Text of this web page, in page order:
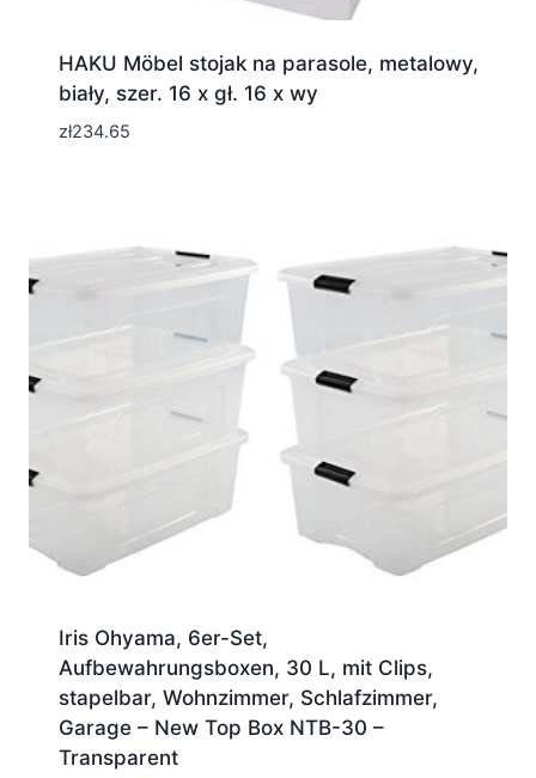
HAKU Möbel stojak na parasole, metalowy,
biały, szer. 16 x gł. 16 x wy
zł234.65
Iris Ohyama, 6er-Set,
Aufbewahrungsboxen, 30 L, mit Clips,
stapelbar, Wohnzimmer, Schlafzimmer,
Garage – New Top Box NTB-30 –
Transparent